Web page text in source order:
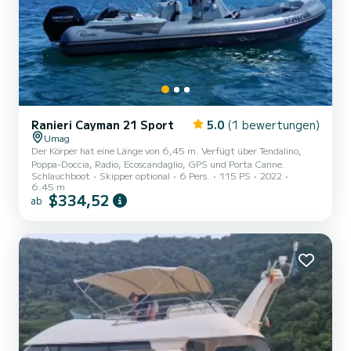
Ranieri Cayman 21 Sport 5.0 (1 bewertungen)
Umag
Der Körper hat eine Länge von 6,45 m. Verfügt über Tendalino,
Poppa-Doccia, Radio, Ecoscandaglio, GPS und Porta Canne.
Schlauchboot
Skipper optional 6 Pers. 115 PS
2022
6.45 m
ab $334,52